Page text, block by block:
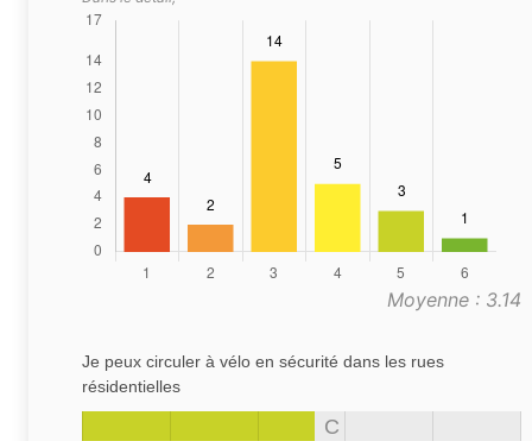
Moyenne : 3.14
Je peux circuler à vélo en sécurité dans les rues
résidentielles
C